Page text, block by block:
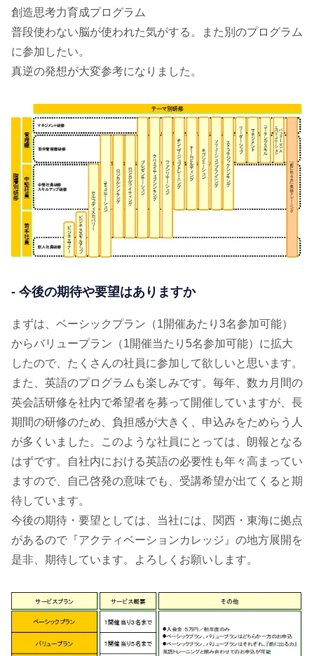
創造思考力育成プログラム
普段使わない脳が使われた気がする。また別のプログラム
に参加したい。
真逆の発想が大変参考になりました。
- 今後の期待や要望はありますか
まずは、ベーシックプラン（1開催あたり3名参加可能）
からバリュープラン（1開催当たり5名参加可能）に拡大
したので、たくさんの社員に参加して欲しいと思います。
また、英語のプログラムも楽しみです。毎年、数カ月間の
英会話研修を社内で希望者を募って開催していますが、長
期間の研修のため、負担感が大きく、申込みをためらう人
が多くいました。このような社員にとっては、朗報となる
はずです。自社内における英語の必要性も年々高まってい
ますので、自己啓発の意味でも、受講希望が出てくると期
待しています。
今後の期待・要望としては、当社には、関西・東海に拠点
があるので『アクティベーションカレッジ』の地方展開を
是非、期待しています。よろしくお願いします。